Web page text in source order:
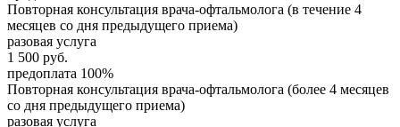
Повторная консультация врача-офтальмолога (в течение 4
месяцев со дня предыдущего приема)
разовая услуга
1 500 руб.
предоплата 100%
Повторная консультация врача-офтальмолога (более 4 месяцев
со дня предыдущего приема)
разовая услуга